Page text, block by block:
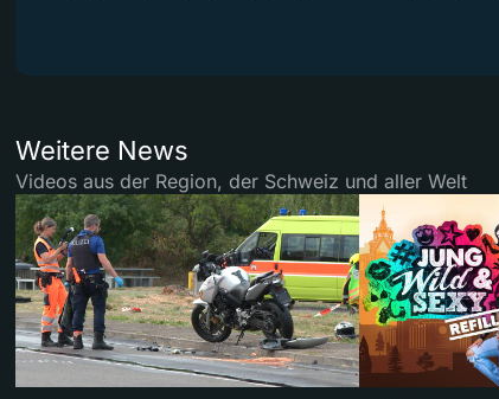
Weitere News
Videos aus der Region, der Schweiz und aller Welt